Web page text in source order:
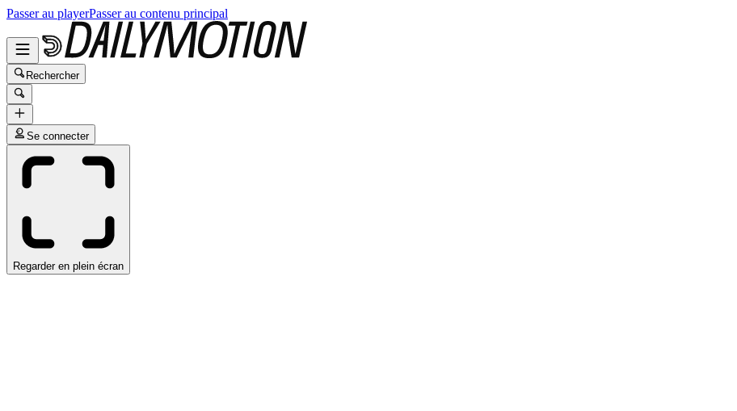
Passer au playerPasser au contenu principal
Rechercher
Se connecter
Regarder en plein écran